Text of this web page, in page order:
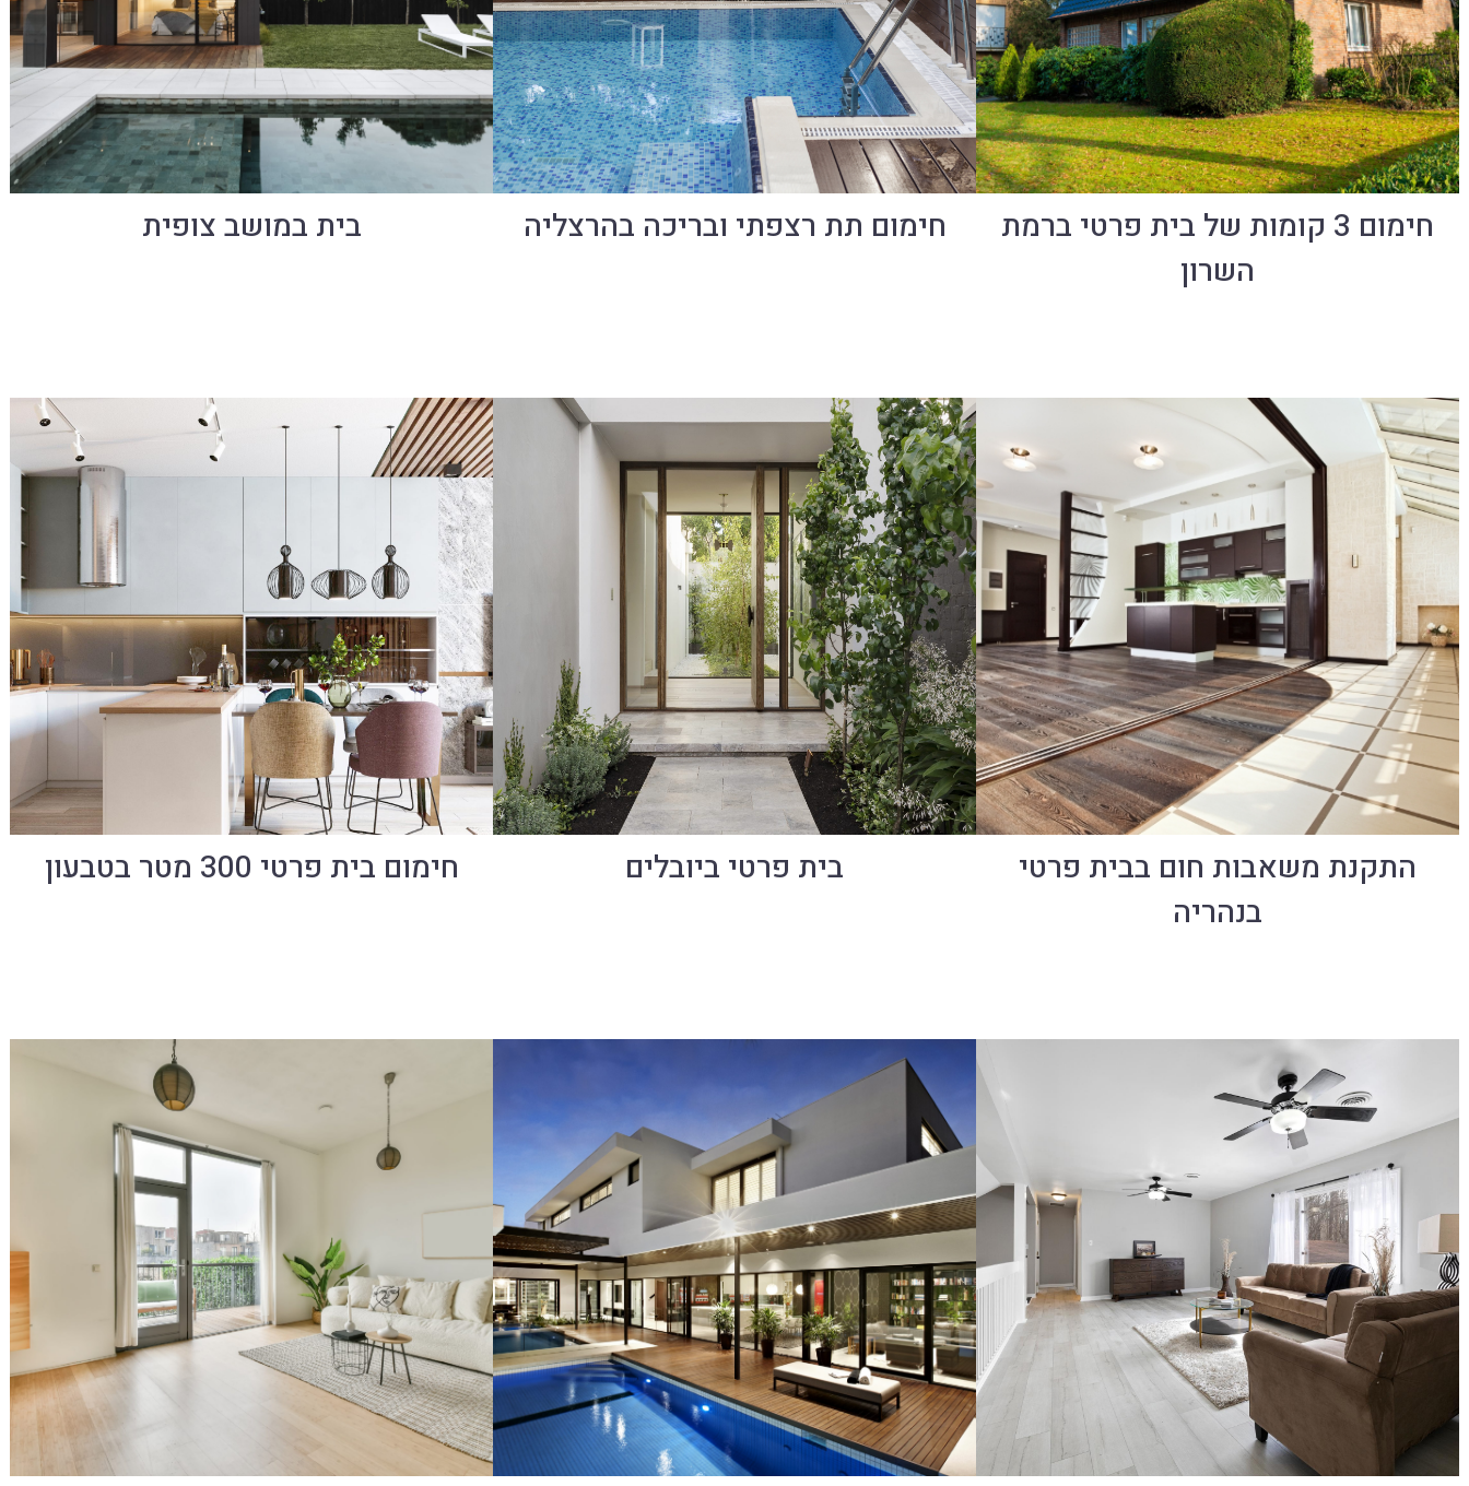
חימום 3 קומות של בית פרטי ברמת
השרון
חימום תת רצפתי ובריכה בהרצליה בית במושב צופית
התקנת משאבות חום בבית פרטי
בנהריה
בית פרטי ביובלים חימום בית פרטי 300 מטר בטבעון